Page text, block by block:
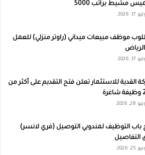
مشيط براتب 5000
17, 2026
موظف مبيعات ميداني (راوتر منزلي) للعمل
17, 2026
القدية للاستثمار تعلن فتح التقديم على أكثر من
28, 2026
باب التوظيف لمندوبي التوصيل (فري لانسر)
التفاصيل
25, 2026